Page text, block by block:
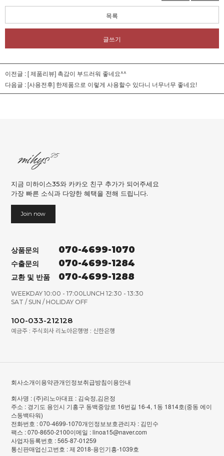
목록
글쓰기
이전글 :[ 제품리뷰] 촉감이 부드러워 좋네요^^
다음글 :[사용전후] 한제품으로 이렇게 사용할수 있다니 너무너무 좋네요!
지금 미하이스35와 카카오 친구 추가가 되어주세요
가장 빠른 소식과 다양한 혜택을 전해 드립니다.
Join now
상품문의 070-4699-1070
수출문의 070-4699-1284
교환 및 반품 070-4699-1288
WEEKDAY 10:00 - 17:00LUNCH 12:30 - 13:30
SAT / SUN / HOLIDAY OFF
100-033-212128
예금주 : 주식회사 리노아은행명 : 신한은행
회사소개이용약관개인정보취급방침이용안내
회사명 : (주)리노아대표 : 김숙정,김은정
주소 : 경기도 용인시 기흥구 동백중앙로 16번길 16-4, 1동 1814호(중동 에이
스동백타워)
전화번호 : 070-4699-1070개인정보보호관리자 : 김민수
팩스 : 070-8650-2100이메일 : linoa15@naver.com
사업자등록번호 : 565-87-01259
통신판매업신고번호 : 제 2018-용인기흥-1039호